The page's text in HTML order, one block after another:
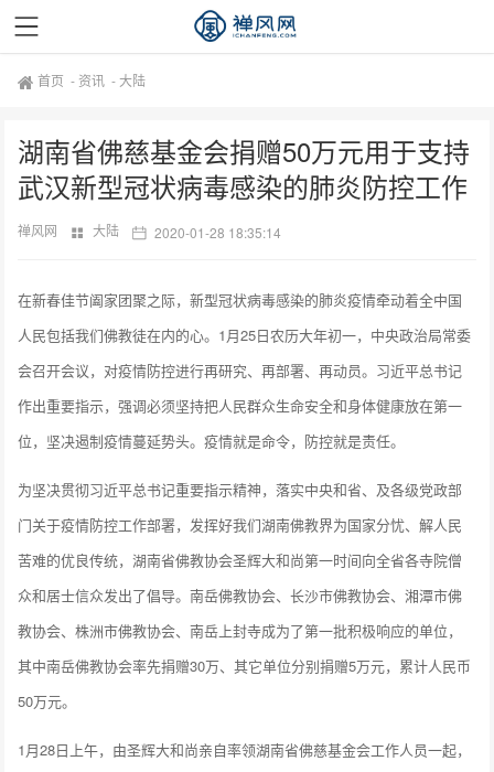
首页 - 资讯 -大陆
湖南省佛慈基金会捐赠50万元用于支持
武汉新型冠状病毒感染的肺炎防控工作
禅风网 大陆 2020-01-28 18:35:14
在新春佳节阖家团聚之际，新型冠状病毒感染的肺炎疫情牵动着全中国
人民包括我们佛教徒在内的心。1月25日农历大年初一，中央政治局常委
会召开会议，对疫情防控进行再研究、再部署、再动员。习近平总书记
作出重要指示，强调必须坚持把人民群众生命安全和身体健康放在第一
位，坚决遏制疫情蔓延势头。疫情就是命令，防控就是责任。
为坚决贯彻习近平总书记重要指示精神，落实中央和省、及各级党政部
门关于疫情防控工作部署，发挥好我们湖南佛教界为国家分忧、解人民
苦难的优良传统，湖南省佛教协会圣辉大和尚第一时间向全省各寺院僧
众和居士信众发出了倡导。南岳佛教协会、长沙市佛教协会、湘潭市佛
教协会、株洲市佛教协会、南岳上封寺成为了第一批积极响应的单位，
其中南岳佛教协会率先捐赠30万、其它单位分别捐赠5万元，累计人民币
50万元。
1月28日上午，由圣辉大和尚亲自率领湖南省佛慈基金会工作人员一起，